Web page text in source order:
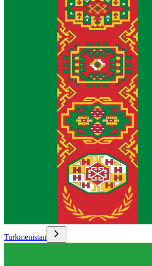
Turkmenistan